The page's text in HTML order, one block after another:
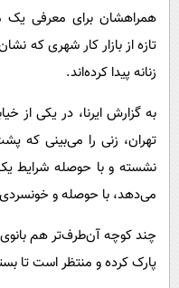
همراهشان برای معرفی یک
تازه از بازار کار شهری که
زنانه پیدا کرده‌اند.
به گزارش ایرنا، در یکی از
تهران، زنی را می‌بینی که
نشسته و با حوصله شرایط
می‌دهد، با حوصله و
چند کوچه آن‌طرف‌تر هم
پارک کرده و منتظر است تا